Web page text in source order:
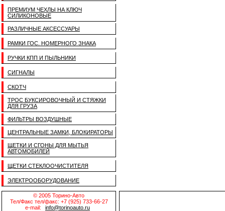
ПРЕМИУМ ЧЕХЛЫ НА КЛЮЧ
СИЛИКОНОВЫЕ
РАЗЛИЧНЫЕ АКСЕССУАРЫ
РАМКИ ГОС. НОМЕРНОГО ЗНАКА
РУЧКИ КПП И ПЫЛЬНИКИ
СИГНАЛЫ
СКОТЧ
ТРОС БУКСИРОВОЧНЫЙ И СТЯЖКИ
ДЛЯ ГРУЗА
ФИЛЬТРЫ ВОЗДУШНЫЕ
ЦЕНТРАЛЬНЫЕ ЗАМКИ, БЛОКИРАТОРЫ
ЩЕТКИ И СГОНЫ ДЛЯ МЫТЬЯ
АВТОМОБИЛЕЙ
ЩЕТКИ СТЕКЛООЧИСТИТЕЛЯ
ЭЛЕКТРООБОРУДОВАНИЕ
© 2005 Торино-Авто
Тел/Факс тел/факс: +7 (925) 733-66-27
e-mail:
info@torinoauto.ru